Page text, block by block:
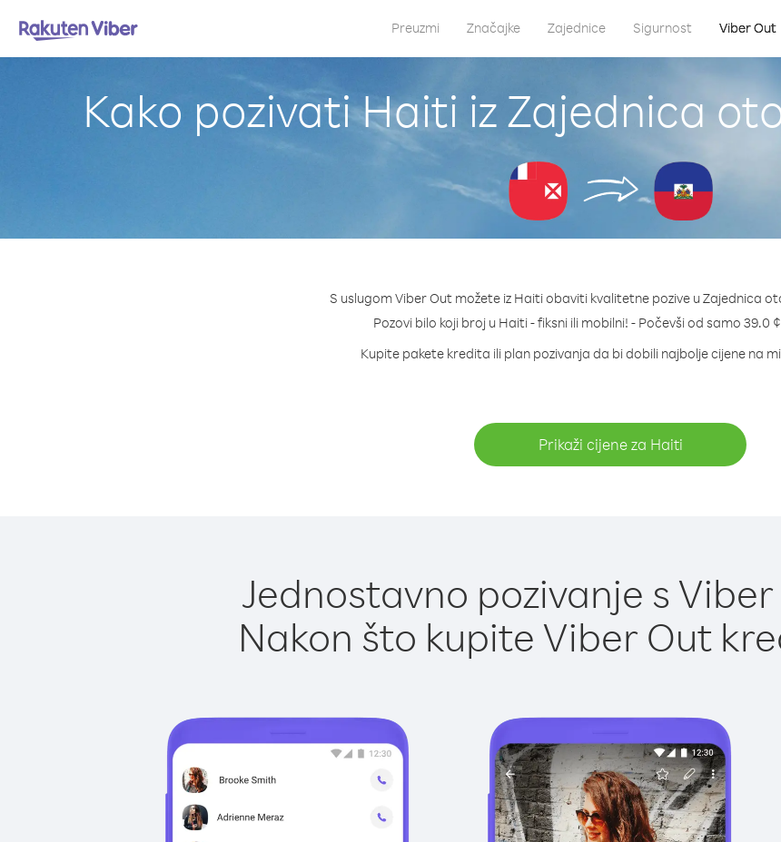
Preuzmi Značajke Zajednice Sigurnost Viber Out
Kako pozivati Haiti iz Zajednica
S uslugom Viber Out možete iz Haiti obaviti kvalitetne pozive u Zajednica
Pozovi bilo koji broj u Haiti - fiksni ili mobilni! - Počevši od samo 39.0
Kupite pakete kredita ili plan pozivanja da bi dobili najbolje cijene na
Prikaži cijene za Haiti
Jednostavno pozivanje s
Nakon što kupite Viber Out